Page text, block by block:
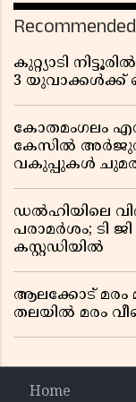
Recommended
കുറ്റ്യാടി
3 യുവാക്കൾക്ക്
കോതമംഗലം
കേസിൽ അർജുൻ
വകുപ്പുകൾ
ഡൽഹിയിലെ
പരാമർശം; ടി
കസ്റ്റഡിയിൽ
ആലക്കോട് മരം
തലയിൽ മരം
Home